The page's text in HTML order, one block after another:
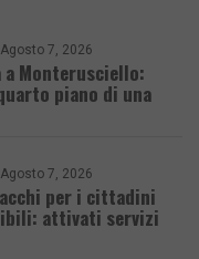
Agosto 7, 2026
a Monterusciello:
piano di una
Agosto 7, 2026
per i cittadini
attivati servizi